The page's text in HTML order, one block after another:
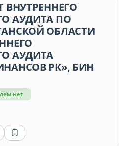
ВНУТРЕННЕГО
АУДИТА ПО
ОБЛАСТИ
АУДИТА
РК», БИН
нет